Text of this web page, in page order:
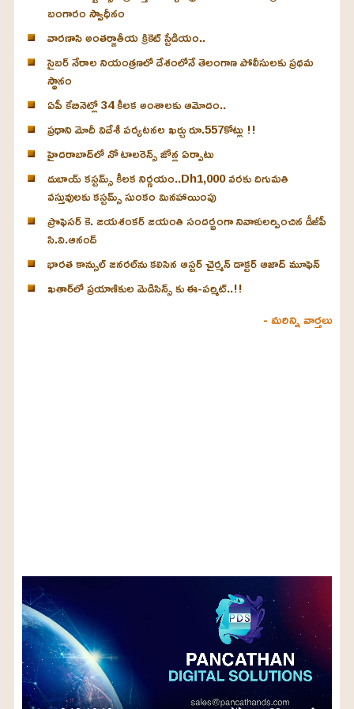
బంగారం స్వాధీనం
వారణాసి అంతర్జాతీయ క్రికెట్ స్టేడియం..
సైబర్ నేరాల నియంత్రణలో దేశంలోనే తెలంగాణ పోలీసులకు ప్రథమ
స్థానం
ఏపీ కేబినెట్లో 34 కీలక అంశాలకు ఆమోదం..
ప్రధాని మోదీ విదేశీ పర్యటనల ఖర్చు రూ.557కోట్లు !!
హైదరాబాద్‌లో నో టాలరెన్స్ జోన్ల ఏర్పాటు
దుబాయ్ కస్టమ్స్ కీలక నిర్ణయం..Dh1,000 వరకు దిగుమతి
వస్తువులకు కస్టమ్స్ సుంకం మినహాయింపు
ప్రొఫెసర్ కె. జయశంకర్ జయంతి సందర్భంగా నివాళులర్పించిన డీజీపీ
సి.వి.ఆనంద్
భారత కాన్సుల్ జనరల్‌ను కలిసిన ఆస్టర్ చైర్మన్ డాక్టర్ ఆజాద్ మూఫెన్
ఖతార్‌లో ప్రయాణికుల మెడిసిన్స్ కు ఈ-పర్మిట్..!!
- మరిన్ని వార్తలు